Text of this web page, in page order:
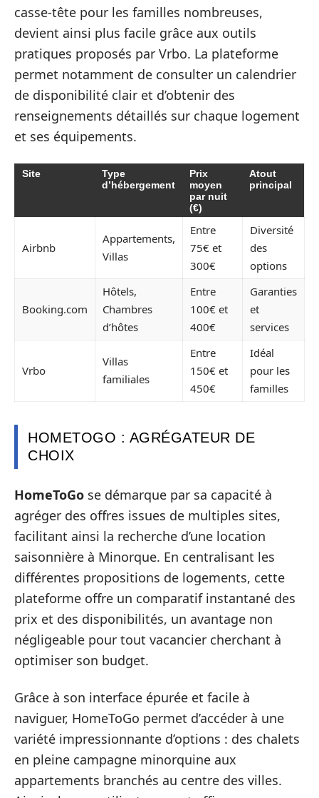
casse-tête pour les familles nombreuses,
devient ainsi plus facile grâce aux outils
pratiques proposés par Vrbo. La plateforme
permet notamment de consulter un calendrier
de disponibilité clair et d’obtenir des
renseignements détaillés sur chaque logement
et ses équipements.
Site
Type
d’hébergement
Prix
moyen
par nuit
(€)
Atout
principal
Airbnb
Appartements,
Villas
Entre
75€ et
300€
Diversité
des
options
Booking.com
Hôtels,
Chambres
d’hôtes
Entre
100€ et
400€
Garanties
et
services
Vrbo
Villas
familiales
Entre
150€ et
450€
Idéal
pour les
familles
HOMETOGO : AGRÉGATEUR DE
CHOIX
HomeToGo se démarque par sa capacité à
agréger des offres issues de multiples sites,
facilitant ainsi la recherche d’une location
saisonnière à Minorque. En centralisant les
différentes propositions de logements, cette
plateforme offre un comparatif instantané des
prix et des disponibilités, un avantage non
négligeable pour tout vacancier cherchant à
optimiser son budget.
Grâce à son interface épurée et facile à
naviguer, HomeToGo permet d’accéder à une
variété impressionnante d’options : des chalets
en pleine campagne minorquine aux
appartements branchés au centre des villes.